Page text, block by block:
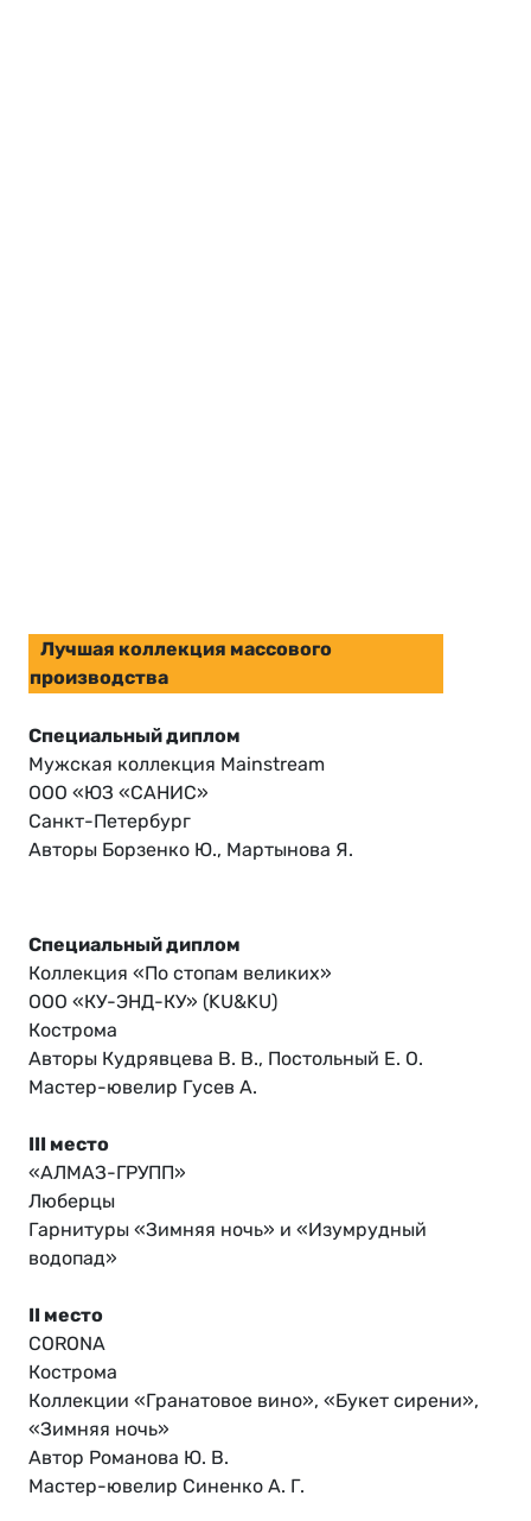
Лучшая коллекция массового
производства
Специальный диплом
Мужская коллекция Mainstream
ООО «ЮЗ «САНИС»
Санкт-Петербург
Авторы Борзенко Ю., Мартынова Я.
Специальный диплом
Коллекция «По стопам великих»
ООО «КУ-ЭНД-КУ» (KU&KU)
Кострома
Авторы Кудрявцева В. В., Постольный Е. О.
Мастер-ювелир Гусев А.
III место
«АЛМАЗ-ГРУПП»
Люберцы
Гарнитуры «Зимняя ночь» и «Изумрудный
водопад»
II место
CORONA
Кострома
Коллекции «Гранатовое вино», «Букет сирени»,
«Зимняя ночь»
Автор Романова Ю. В.
Мастер-ювелир Синенко А. Г.